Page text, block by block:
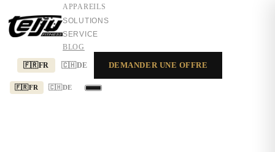
APPAREILS
SOLUTIONS
SERVICE
BLOG
🇫🇷FR 🇨🇭 DE DEMANDER UNE OFFRE
🇫🇷FR 🇨🇭 DE